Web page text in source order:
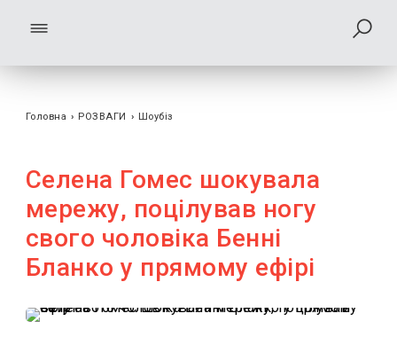
Головна › РОЗВАГИ › Шоубiз
Селена Гомес шокувала
мережу, поцілував ногу
свого чоловіка Бенні
Бланко у прямому ефірі